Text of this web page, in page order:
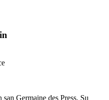
Germaine des Press. Su